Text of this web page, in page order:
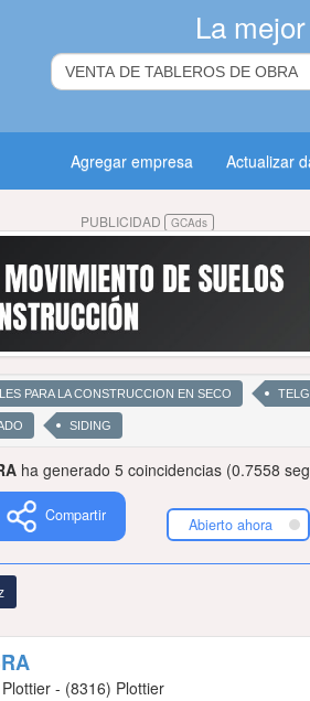
La
Agregar empresa Actualizar
PUBLICIDAD GCAds
PARA LA CONSTRUCCION EN SECO
SIDING
ha generado 5 coincidencias (0.7558
Compartir Abierto ahora
- (8316) Plottier